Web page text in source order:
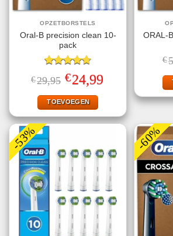
OPZETBORSTELS
Oral-B precision clean 10-
pack
Gewaardeerd
4.70uit 5
€29,95 Oorspronkelijke
prijs
was:
€29,95.
€24,99Huidige
prijs
TOEVOEGEN
ORAL-
€
-53% -60%